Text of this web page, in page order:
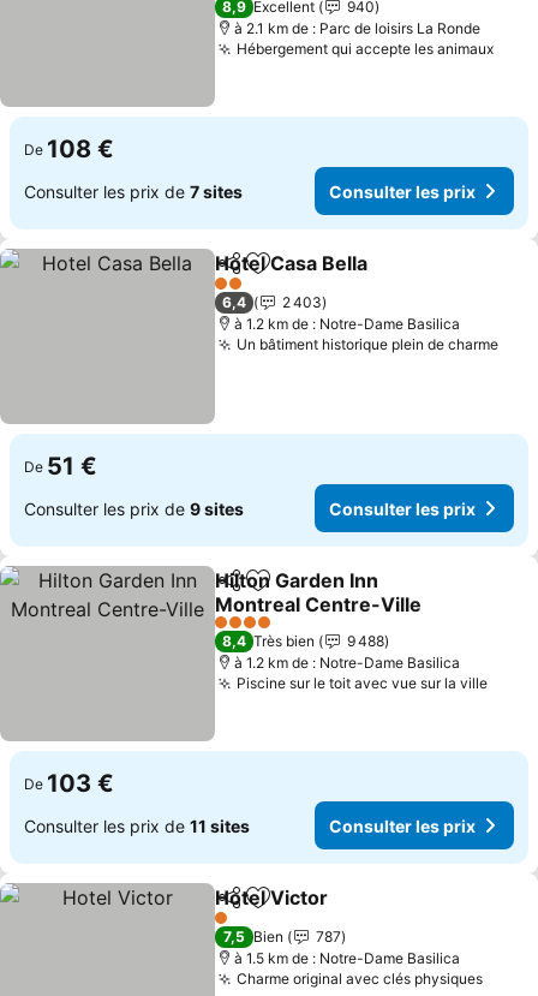
8,9 Excellent
940
à 2.1 km de : Parc de loisirs La Ronde
Hébergement qui accepte les animaux
De 108 €
Consulter les prix de 7 sites Consulter les prix
PartagerAjouter à mes favoris
Hotel Casa Bella
2 Étoiles
6,4
2 403
à 1.2 km de : Notre-Dame Basilica
Un bâtiment historique plein de charme
De 51 €
Consulter les prix de 9 sites Consulter les prix
PartagerAjouter à mes favoris
Hilton Garden Inn
Montreal Centre-Ville
Consulter les prix
4 Étoiles
8,4 Très bien
9 488
à 1.2 km de : Notre-Dame Basilica
Piscine sur le toit avec vue sur la ville
De 103 €
Consulter les prix de 11 sites Consulter les prix
PartagerAjouter à mes favoris
Hotel Victor
1 Étoiles
7,5 Bien
787
à 1.5 km de : Notre-Dame Basilica
Charme original avec clés physiques